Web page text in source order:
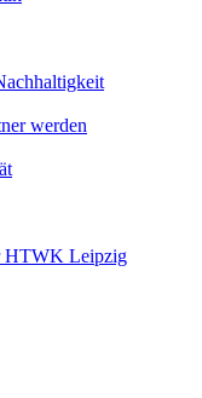
werden
HTWK Leipzig